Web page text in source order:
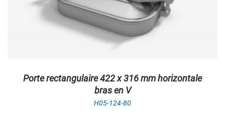
Porte rectangulaire 422 x 316 mm horizontale
bras en V
H05-124-80